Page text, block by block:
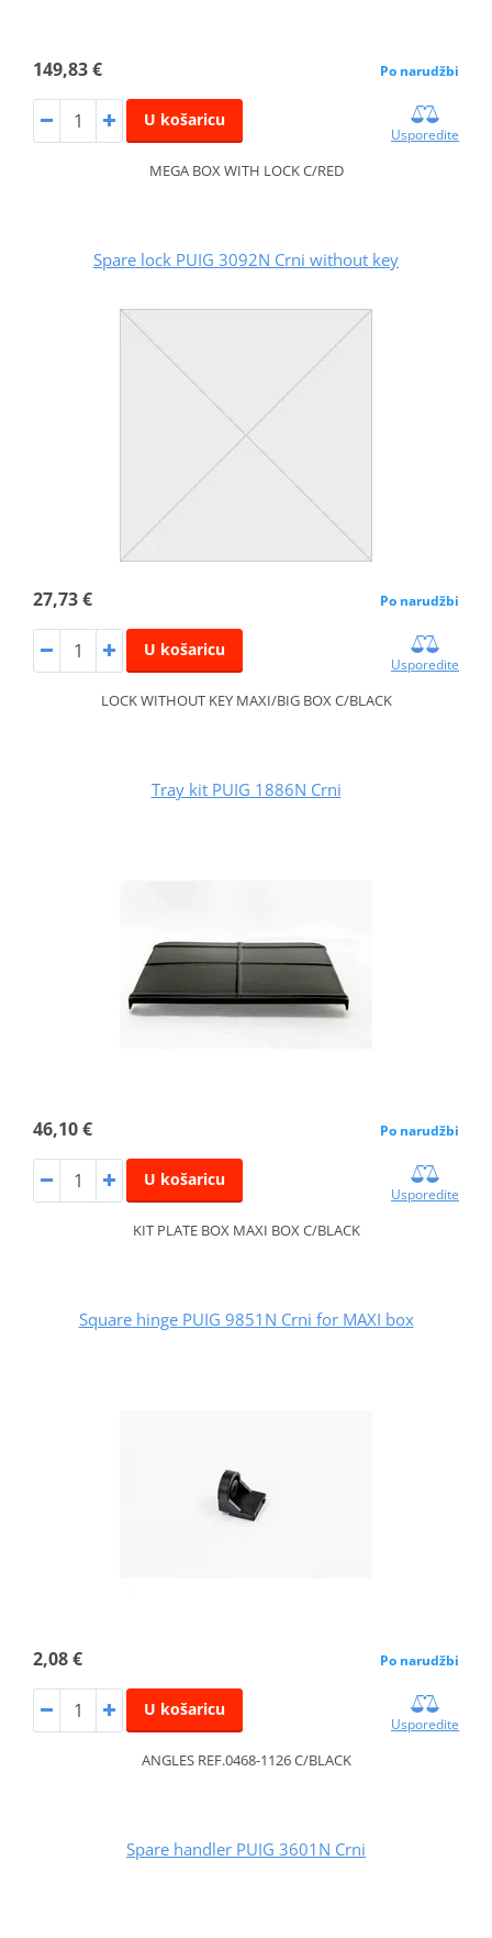
149,83 € Po narudžbi
U košaricu
Usporedite
MEGA BOX WITH LOCK C/RED
Spare lock PUIG 3092N Crni without key
27,73 € Po narudžbi
U košaricu
Usporedite
LOCK WITHOUT KEY MAXI/BIG BOX C/BLACK
Tray kit PUIG 1886N Crni
46,10 € Po narudžbi
U košaricu
Usporedite
KIT PLATE BOX MAXI BOX C/BLACK
Square hinge PUIG 9851N Crni for MAXI box
2,08 € Po narudžbi
U košaricu
Usporedite
ANGLES REF.0468-1126 C/BLACK
Spare handler PUIG 3601N Crni